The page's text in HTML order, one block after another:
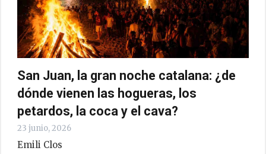
San Juan, la gran noche catalana: ¿de
dónde vienen las hogueras, los
petardos, la coca y el cava?
23 junio, 2026
Emili Clos